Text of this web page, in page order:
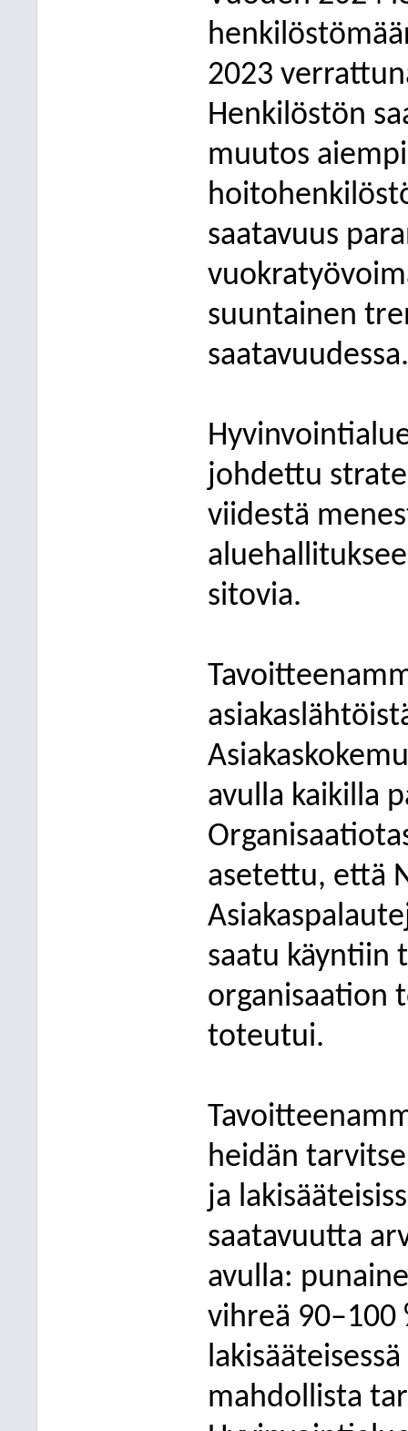
2023
Henkilöstön
muutos
saatavuus
suuntainen
saatavuudessa.
johdettu
viidestä
sitovia.
avulla kaikilla
asetettu, että
saatu käyntiin
organisaation
toteutui.
heidän
ja
saatavuutta
avulla:
vihreä
mahdollista